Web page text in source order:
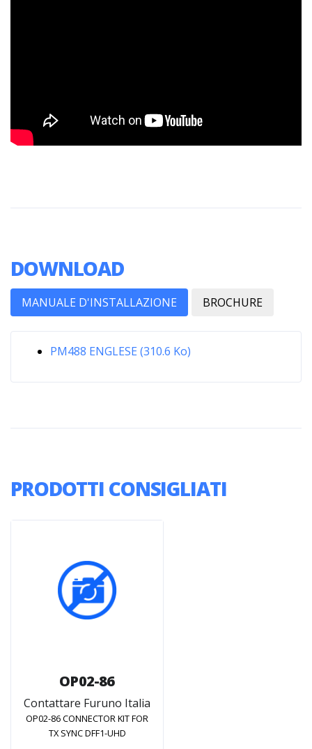
DOWNLOAD
MANUALE D'INSTALLAZIONE BROCHURE
PM488 ENGLESE (310.6 Ko)
PRODOTTI CONSIGLIATI
OP02-86
Contattare Furuno Italia
OP02-86 CONNECTOR KIT FOR
TX SYNC DFF1-UHD